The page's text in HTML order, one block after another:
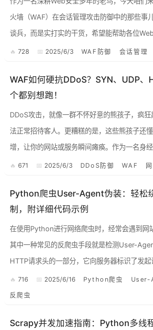
火墙（WAF）在会话管理攻击防御中的那些事
谈兵，而是实打实的干货，希望能帮助各位
师们提升Web应用的安全性。说白了，就是让
728 2025/6/3 WAF防御 会话管理
WAF如何硬抗DDoS？SYN、UDP、
个都别想跑！
DDoS攻击，就像一群不怀好意的熊孩子，疯
法正常招待客人。更糟糕的是，这些熊孩子还
增，让你的网站或服务瞬间瘫痪。作为一名身
程师，我深知DDoS攻击的危害，今天就跟大家
671 2025/6/3 DDoS防御 WAF
Python爬虫User-Agent伪装：轻松
制，附详细代码示例
在使用Python进行网络爬虫时，经常会遇到网
其中一种常见的反爬虫手段就是检测User-
HTTP请求头的一部分，它向服务器标识了发
型，通常是浏览器。如果网站检测到你的Use...
716 2025/6/16 Python爬虫 User-
反爬虫
Scrapy并发加速指南：Python多线